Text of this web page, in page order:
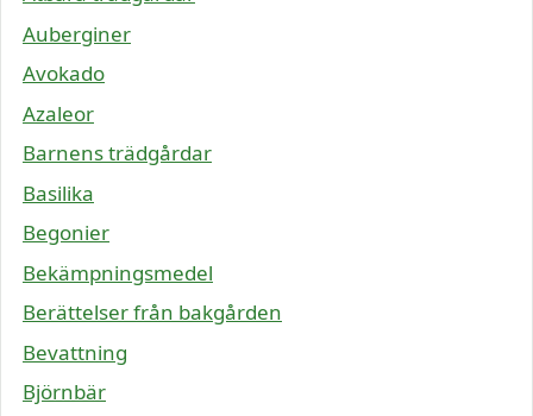
Auberginer
Avokado
Azaleor
Barnens trädgårdar
Basilika
Begonier
Bekämpningsmedel
Berättelser från bakgården
Bevattning
Björnbär